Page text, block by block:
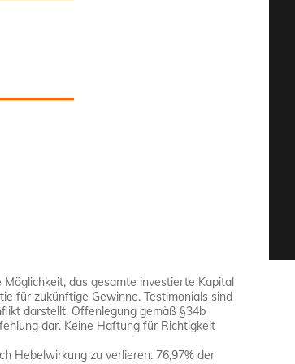
das gesamte investierte Kapital
für zukünftige Gewinne. Testimonials sind
darstellt. Offenlegung gemäß §34b
dar. Keine Haftung für Richtigkeit
Hebelwirkung zu verlieren. 76,97% der